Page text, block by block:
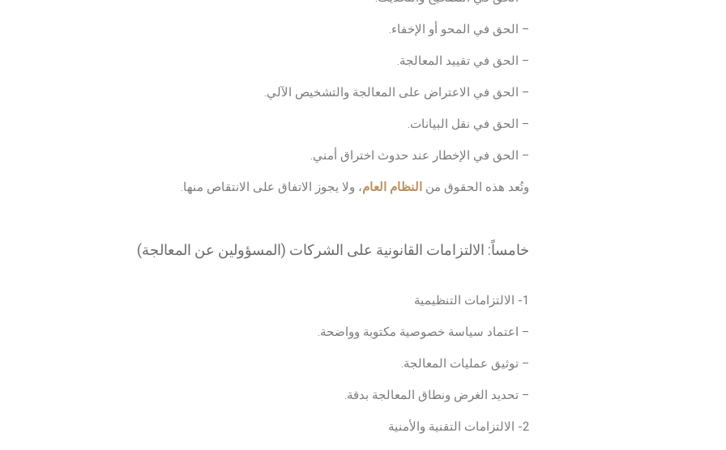
– الحق في المحو أو الإخفاء.
– الحق في تقييد المعالجة.
– الحق في الاعتراض على المعالجة والتشخيص الآلي.
– الحق في نقل البيانات.
– الحق في الإخطار عند حدوث اختراق أمني.
وتُعد هذه الحقوق من النظام العام، ولا يجوز الاتفاق على الانتقاص منها.
خامساً: الالتزامات القانونية على الشركات (المسؤولين عن المعالجة)
1- الالتزامات التنظيمية
– اعتماد سياسة خصوصية مكتوبة وواضحة.
– توثيق عمليات المعالجة.
– تحديد الغرض ونطاق المعالجة بدقة.
2- الالتزامات التقنية والأمنية